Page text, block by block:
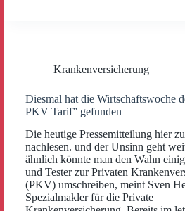
Krankenversicherung
Diesmal hat die Wirtschaftswoche
PKV Tarif” gefunden
Die heutige Pressemitteilung hier
nachlesen. und der Unsinn geht
ähnlich könnte man den Wahn
und Tester zur Privaten
(PKV) umschreiben, meint Sven
Spezialmakler für die Private